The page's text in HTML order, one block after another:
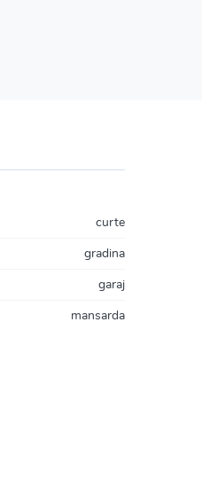
curte
gradina
garaj
mansarda